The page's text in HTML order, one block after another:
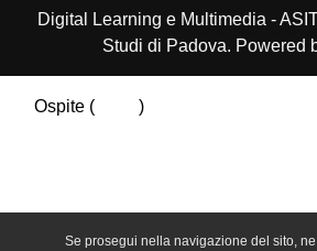
Se prosegui nella navigazione del sito,
Digital Learning e Multimedia -
Studi di Padova. Powered
Ospite (
)